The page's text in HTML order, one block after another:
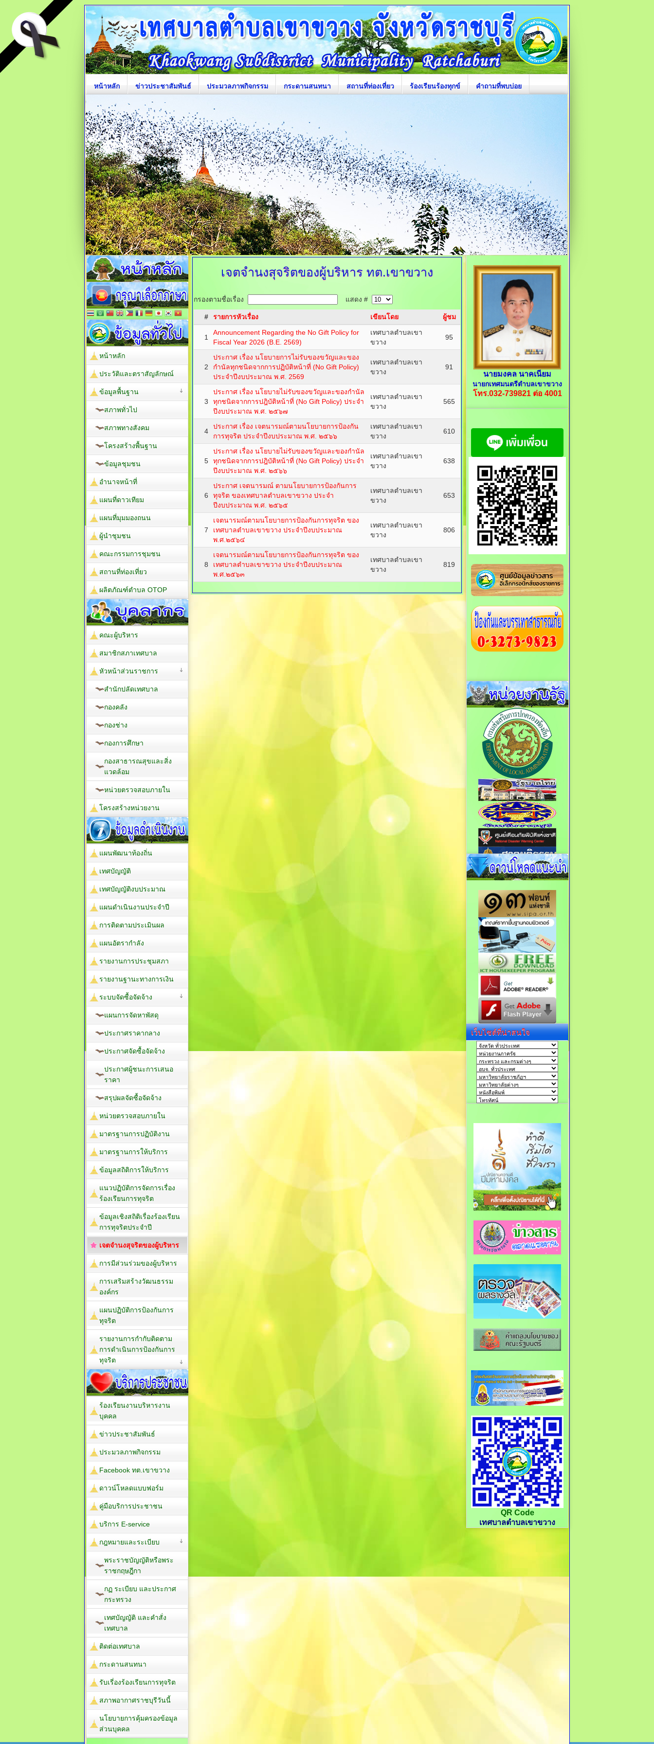
หน้าหลัก ข่าวประชาสัมพันธ์ ประมวลภาพกิจกรรม กระดานสนทนา สถานที่ท่องเที่ยว ร้องเรียนร้องทุกข์ คำถามที่พบบ่อย
เจตจำนงสุจริตของผู้บริหาร ทต.เขาขวาง
กรองตามชื่อเรื่อง แสดง #
# รายการหัวเรื่อง เขียนโดย ผู้ชม
1
Announcement Regarding the No Gift Policy for
Fiscal Year 2026 (B.E. 2569)
เทศบาลตำบลเขา
ขวาง
95
2
ประกาศ เรื่อง นโยบายการไม่รับของขวัญและของ
กำนัลทุกชนิดจากการปฏิบัติหน้าที่ (No Gift Policy)
ประจำปีงบประมาณ พ.ศ. 2569
เทศบาลตำบลเขา
ขวาง
91
3
ประกาศ เรื่อง นโยบายไม่รับของขวัญและของกำนัล
ทุกชนิดจากการปฎิบัติหน้าที่ (No Gift Policy) ประจำ
ปีงบประมาณ พ.ศ. ๒๕๖๗
เทศบาลตำบลเขา
ขวาง
565
4
ประกาศ เรื่อง เจตนารมณ์ตามนโยบายการป้องกัน
การทุจริต ประจำปีงบประมาณ พ.ศ. ๒๕๖๖
เทศบาลตำบลเขา
ขวาง
610
5
ประกาศ เรื่อง นโยบายไม่รับของขวัญและของกำนัล
ทุกชนิดจากการปฎิบัติหน้าที่ (No Gift Policy) ประจำ
ปีงบประมาณ พ.ศ. ๒๕๖๖
เทศบาลตำบลเขา
ขวาง
638
6
ประกาศ เจตนารมณ์ ตามนโยบายการป้องกันการ
ทุจริต ของเทศบาลตำบลเขาขวาง ประจำ
ปีงบประมาณ พ.ศ. ๒๕๖๕
เทศบาลตำบลเขา
ขวาง
653
7
เจตนารมณ์ตามนโยบายการป้องกันการทุจริต ของ
เทศบาลตำบลเขาขวาง ประจำปีงบประมาณ
พ.ศ.๒๕๖๔
เทศบาลตำบลเขา
ขวาง
806
8
เจตนารมณ์ตามนโยบายการป้องกันการทุจริต ของ
เทศบาลตำบลเขาขวาง ประจำปีงบประมาณ
พ.ศ.๒๕๖๓
เทศบาลตำบลเขา
ขวาง
819
หน้าหลัก
ประวัติและตราสัญลักษณ์
ข้อมูลพื้นฐาน
สภาพทั่วไป
สภาพทางสังคม
โครงสร้างพื้นฐาน
ข้อมูลชุมชน
อำนาจหน้าที่
แผนที่ดาวเทียม
แผนที่มุมมองถนน
ผู้นำชุมชน
คณะกรรมการชุมชน
สถานที่ท่องเที่ยว
ผลิตภัณฑ์ตำบล OTOP
คณะผู้บริหาร
สมาชิกสภาเทศบาล
หัวหน้าส่วนราชการ
สำนักปลัดเทศบาล
กองคลัง
กองช่าง
กองการศึกษา
กองสาธารณสุขและสิ่ง
แวดล้อม
หน่วยตรวจสอบภายใน
โครงสร้างหน่วยงาน
แผนพัฒนาท้องถิ่น
เทศบัญญัติ
เทศบัญญัติงบประมาณ
แผนดำเนินงานประจำปี
การติดตามประเมินผล
แผนอัตรากำลัง
รายงานการประชุมสภา
รายงานฐานะทางการเงิน
ระบบจัดซื้อจัดจ้าง
แผนการจัดหาพัสดุ
ประกาศราคากลาง
ประกาศจัดซื้อจัดจ้าง
ประกาศผู้ชนะการเสนอ
ราคา
สรุปผลจัดซื้อจัดจ้าง
หน่วยตรวจสอบภายใน
มาตรฐานการปฏิบัติงาน
มาตรฐานการให้บริการ
ข้อมูลสถิติการให้บริการ
แนวปฏิบัติการจัดการเรื่อง
ร้องเรียนการทุจริต
ข้อมูลเชิงสถิติเรื่องร้องเรียน
การทุจริตประจำปี
เจตจำนงสุจริตของผู้บริหาร
การมีส่วนร่วมของผู้บริหาร
การเสริมสร้างวัฒนธรรม
องค์กร
แผนปฏิบัติการป้องกันการ
ทุจริต
รายงานการกำกับติดตาม
การดำเนินการป้องกันการ
ทุจริต
ร้องเรียนงานบริหารงาน
บุคคล
ข่าวประชาสัมพันธ์
ประมวลภาพกิจกรรม
Facebook ทต.เขาขวาง
ดาวน์โหลดแบบฟอร์ม
คู่มือบริการประชาชน
บริการ E-service
กฎหมายและระเบียบ
พระราชบัญญัติหรือพระ
ราชกฤษฎีกา
กฏ ระเบียบ และประกาศ
กระทรวง
เทศบัญญัติ และคำสั่ง
เทศบาล
ติดต่อเทศบาล
กระดานสนทนา
รับเรี่องร้องเรียนการทุจริต
สภาพอากาศราชบุรีวันนี้
นโยบายการคุ้มครองข้อมูล
ส่วนบุคคล
นายมงคล นาคเนียม
นายกเทศมนตรีตำบลเขาขวาง
โทร.032-739821 ต่อ 4001
เว็บไซต์ที่น่าสนใจ
QR Code
เทศบาลตำบลเขาขวาง